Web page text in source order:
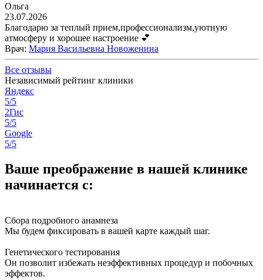
Ольга
23.07.2026
Благодарю за теплый прием,профессионализм,уютную
атмосферу и хорошее настроение 💕
Врач: Мария Васильевна Новоженина
Все отзывы
Независимый рейтинг клиники
Яндекс
5/5
2Гис
5/5
Google
5/5
Ваше преображение в нашей клинике
начинается с:
Сбора подробного анамнеза
Мы будем фиксировать в вашей карте каждый шаг.
Генетического тестирования
Он позволит избежать неэффективных процедур и побочных
эффектов.